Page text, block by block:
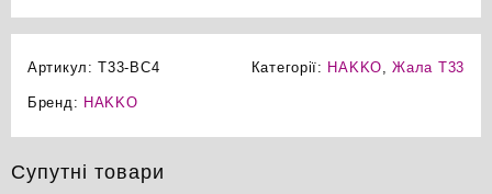
Артикул:T33-BC4 Категорії: HAKKO ,Жала T33
Бренд: HAKKO
Супутні товари